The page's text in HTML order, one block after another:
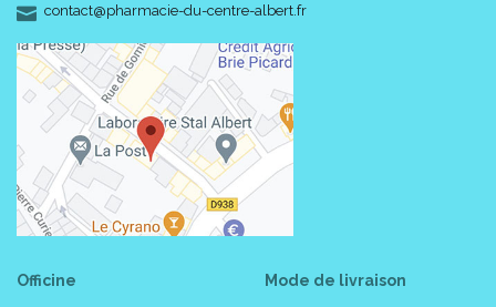
contact-
@-
pharmacie-du-centre-albert.fr
Officine Mode de livraison